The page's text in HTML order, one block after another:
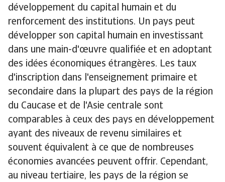
développement du capital humain et du
renforcement des institutions. Un pays peut
développer son capital humain en investissant
dans une main-d'œuvre qualifiée et en adoptant
des idées économiques étrangères. Les taux
d'inscription dans l'enseignement primaire et
secondaire dans la plupart des pays de la région
du Caucase et de l'Asie centrale sont
comparables à ceux des pays en développement
ayant des niveaux de revenu similaires et
souvent équivalent à ce que de nombreuses
économies avancées peuvent offrir. Cependant,
au niveau tertiaire, les pays de la région se